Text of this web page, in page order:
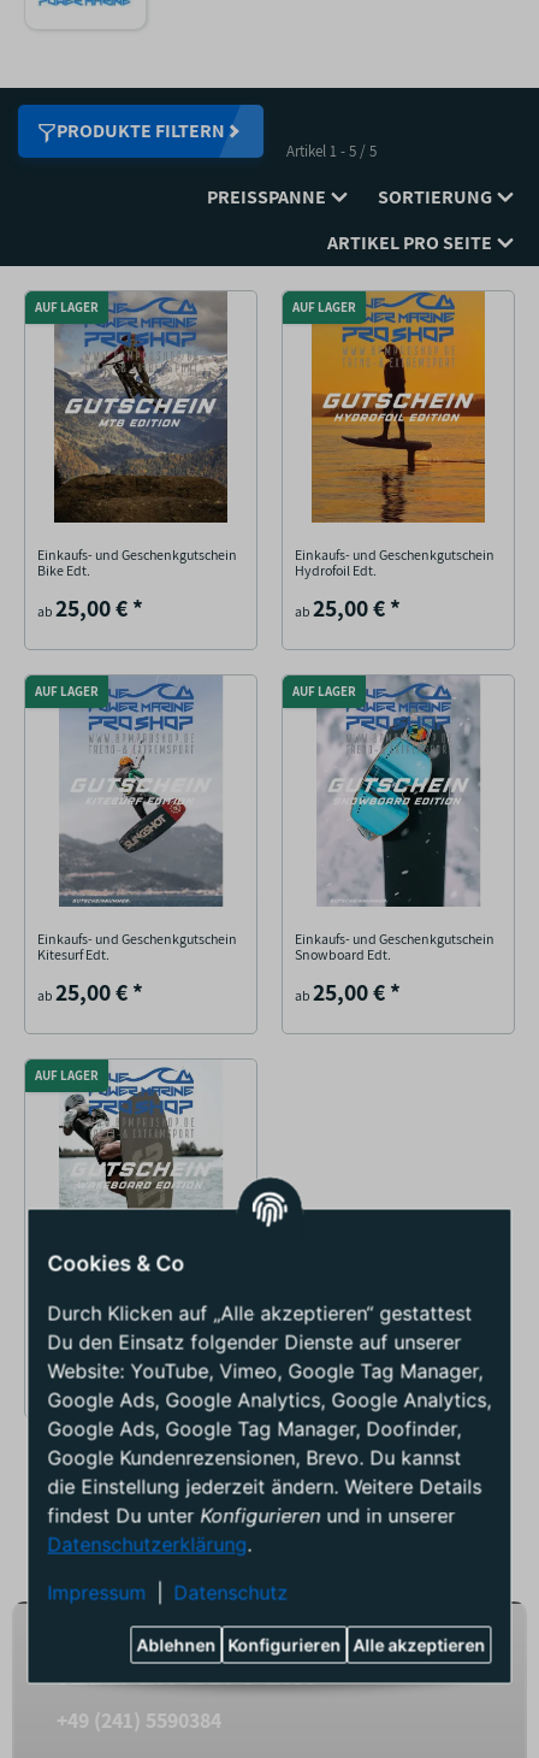
PRODUKTE FILTERN
Artikel 1 - 5 / 5
SORTIERUNG
ARTIKEL PRO SEITE
PREISSPANNE
AUF LAGER
Einkaufs- und Geschenkgutschein
Bike Edt.
ab 25,00 €*
AUF LAGER
Einkaufs- und Geschenkgutschein
Hydrofoil Edt.
ab 25,00 €*
AUF LAGER
Einkaufs- und Geschenkgutschein
Kitesurf Edt.
ab 25,00 €*
AUF LAGER
Einkaufs- und Geschenkgutschein
Snowboard Edt.
ab 25,00 €*
AUF LAGER
Einkaufs- und Geschenkgutschein
Wakeboard Edt.
ab25,00 €*
TELEFON SUPPORT
+49 (241) 5590384
Cookies & Co
Durch Klicken auf „Alle akzeptieren“ gestattest
Du den Einsatz folgender Dienste auf unserer
Website: YouTube, Vimeo, Google Tag Manager,
Google Ads, Google Analytics, Google Analytics,
Google Ads, Google Tag Manager, Doofinder,
Google Kundenrezensionen, Brevo. Du kannst
die Einstellung jederzeit ändern. Weitere Details
findest Du unter Konfigurierenund in unserer
Datenschutzerklärung.
Impressum
Datenschutz
Alle akzeptieren
Konfigurieren
Ablehnen